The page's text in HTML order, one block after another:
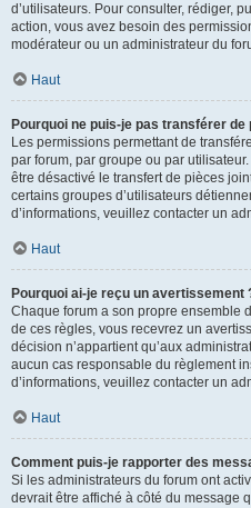
d’utilisateurs. Pour consulter, rédiger,
action, vous avez besoin des
modérateur ou un administrateur du
Haut
Pourquoi ne puis-je pas transférer de
Les permissions permettant de
par forum, par groupe ou par
être désactivé le transfert de pièces
certains groupes d’utilisateurs
d’informations, veuillez contacter un
Haut
Pourquoi ai-je reçu un avertissement
Chaque forum a son propre ensemble
de ces règles, vous recevrez un
décision n’appartient qu’aux
aucun cas responsable du règlement
d’informations, veuillez contacter un
Haut
Comment puis-je rapporter des
Si les administrateurs du forum ont
devrait être affiché à côté du message